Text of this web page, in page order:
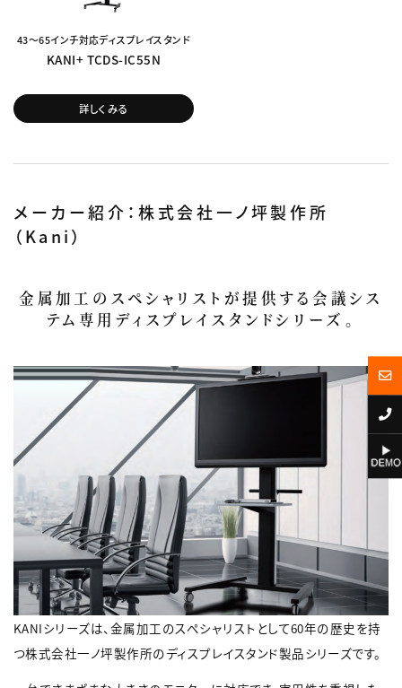
43～65インチ対応ディスプレイスタンド
KANI+ TCDS-IC55N
詳しくみる
メーカー紹介：株式会社一ノ坪製作所
（Kani）
金属加工のスペシャリストが提供する会議シス
テム専用ディスプレイスタンドシリーズ。
KANIシリーズは、金属加工のスペシャリストとして60年の歴史を持
つ株式会社一ノ坪製作所のディスプレイスタンド製品シリーズです。